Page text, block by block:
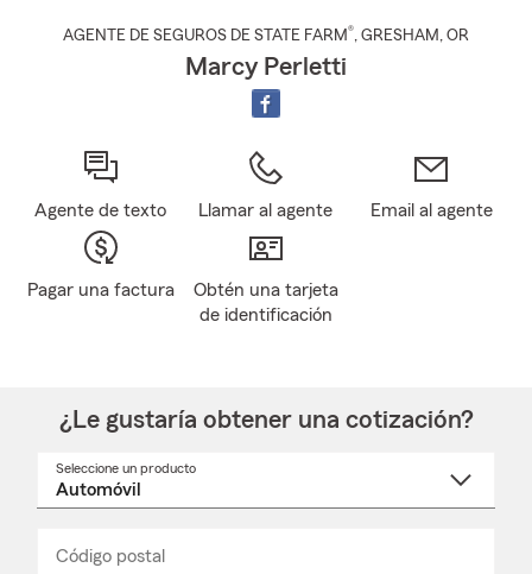
AGENTE DE SEGUROS DE STATE FARM®, GRESHAM , OR
Marcy Perletti
Agente de texto Llamar al agente Email al agente
Pagar una factura
Obtén una tarjeta
de identificación
¿Le gustaría obtener una cotización?
Seleccione un producto
Código postal
_____